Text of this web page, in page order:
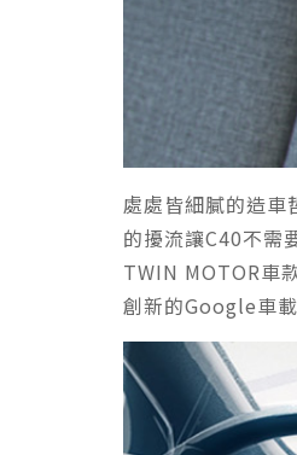
處處皆細膩的造
的擾流讓C40不需
TWIN MOTOR車
創新的Google車